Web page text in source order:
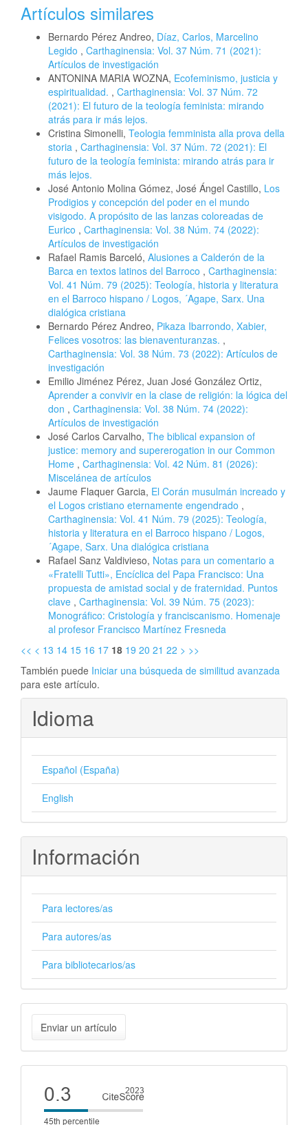
Artículos similares
Bernardo Pérez Andreo, Díaz, Carlos, Marcelino
Legido , Carthaginensia: Vol. 37 Núm. 71 (2021):
Artículos de investigación
ANTONINA MARIA WOZNA, Ecofeminismo, justicia y
espiritualidad. , Carthaginensia: Vol. 37 Núm. 72
(2021): El futuro de la teología feminista: mirando
atrás para ir más lejos.
Cristina Simonelli, Teologia femminista alla prova della
storia , Carthaginensia: Vol. 37 Núm. 72 (2021): El
futuro de la teología feminista: mirando atrás para ir
más lejos.
José Antonio Molina Gómez, José Ángel Castillo, Los
Prodigios y concepción del poder en el mundo
visigodo. A propósito de las lanzas coloreadas de
Eurico , Carthaginensia: Vol. 38 Núm. 74 (2022):
Artículos de investigación
Rafael Ramis Barceló, Alusiones a Calderón de la
Barca en textos latinos del Barroco , Carthaginensia:
Vol. 41 Núm. 79 (2025): Teología, historia y literatura
en el Barroco hispano / Logos, ´Agape, Sarx. Una
dialógica cristiana
Bernardo Pérez Andreo, Pikaza Ibarrondo, Xabier,
Felices vosotros: las bienaventuranzas. ,
Carthaginensia: Vol. 38 Núm. 73 (2022): Artículos de
investigación
Emilio Jiménez Pérez, Juan José González Ortiz,
Aprender a convivir en la clase de religión: la lógica del
don , Carthaginensia: Vol. 38 Núm. 74 (2022):
Artículos de investigación
José Carlos Carvalho, The biblical expansion of
justice: memory and supererogation in our Common
Home , Carthaginensia: Vol. 42 Núm. 81 (2026):
Miscelánea de artículos
Jaume Flaquer Garcia, El Corán musulmán increado y
el Logos cristiano eternamente engendrado ,
Carthaginensia: Vol. 41 Núm. 79 (2025): Teología,
historia y literatura en el Barroco hispano / Logos,
´Agape, Sarx. Una dialógica cristiana
Rafael Sanz Valdivieso, Notas para un comentario a
«Fratelli Tutti», Encíclica del Papa Francisco: Una
propuesta de amistad social y de fraternidad. Puntos
clave , Carthaginensia: Vol. 39 Núm. 75 (2023):
Monográfico: Cristología y franciscanismo. Homenaje
al profesor Francisco Martínez Fresneda
<< < 13 14 15 16 17 18 19 20 21 22 > >>
También puede Iniciar una búsqueda de similitud avanzada
para este artículo.
Idioma
Español (España)
English
Información
Para lectores/as
Para autores/as
Para bibliotecarios/as
Enviar
un
artículo
Enviar un artículo
Cite
score